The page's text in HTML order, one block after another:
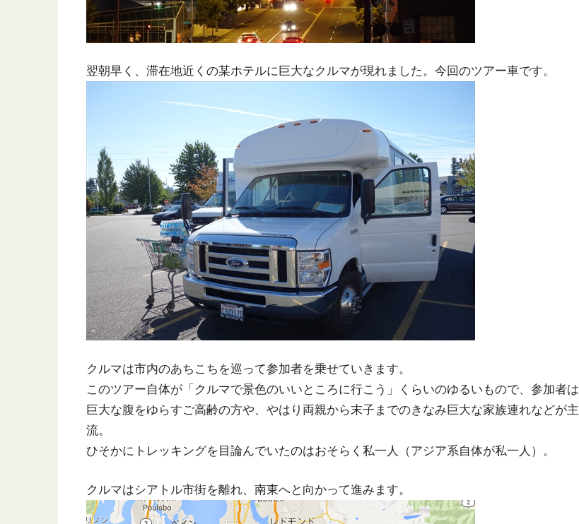
翌朝早く、滞在地近くの某ホテルに巨大なクルマが現れました。今回のツアー車です。
クルマは市内のあちこちを巡って参加者を乗せていきます。
このツアー自体が「クルマで景色のいいところに行こう」くらいのゆるいもので、参加者は
巨大な腹をゆらすご高齢の方や、やはり両親から末子までのきなみ巨大な家族連れなどが主
流。
ひそかにトレッキングを目論んでいたのはおそらく私一人（アジア系自体が私一人）。
クルマはシアトル市街を離れ、南東へと向かって進みます。